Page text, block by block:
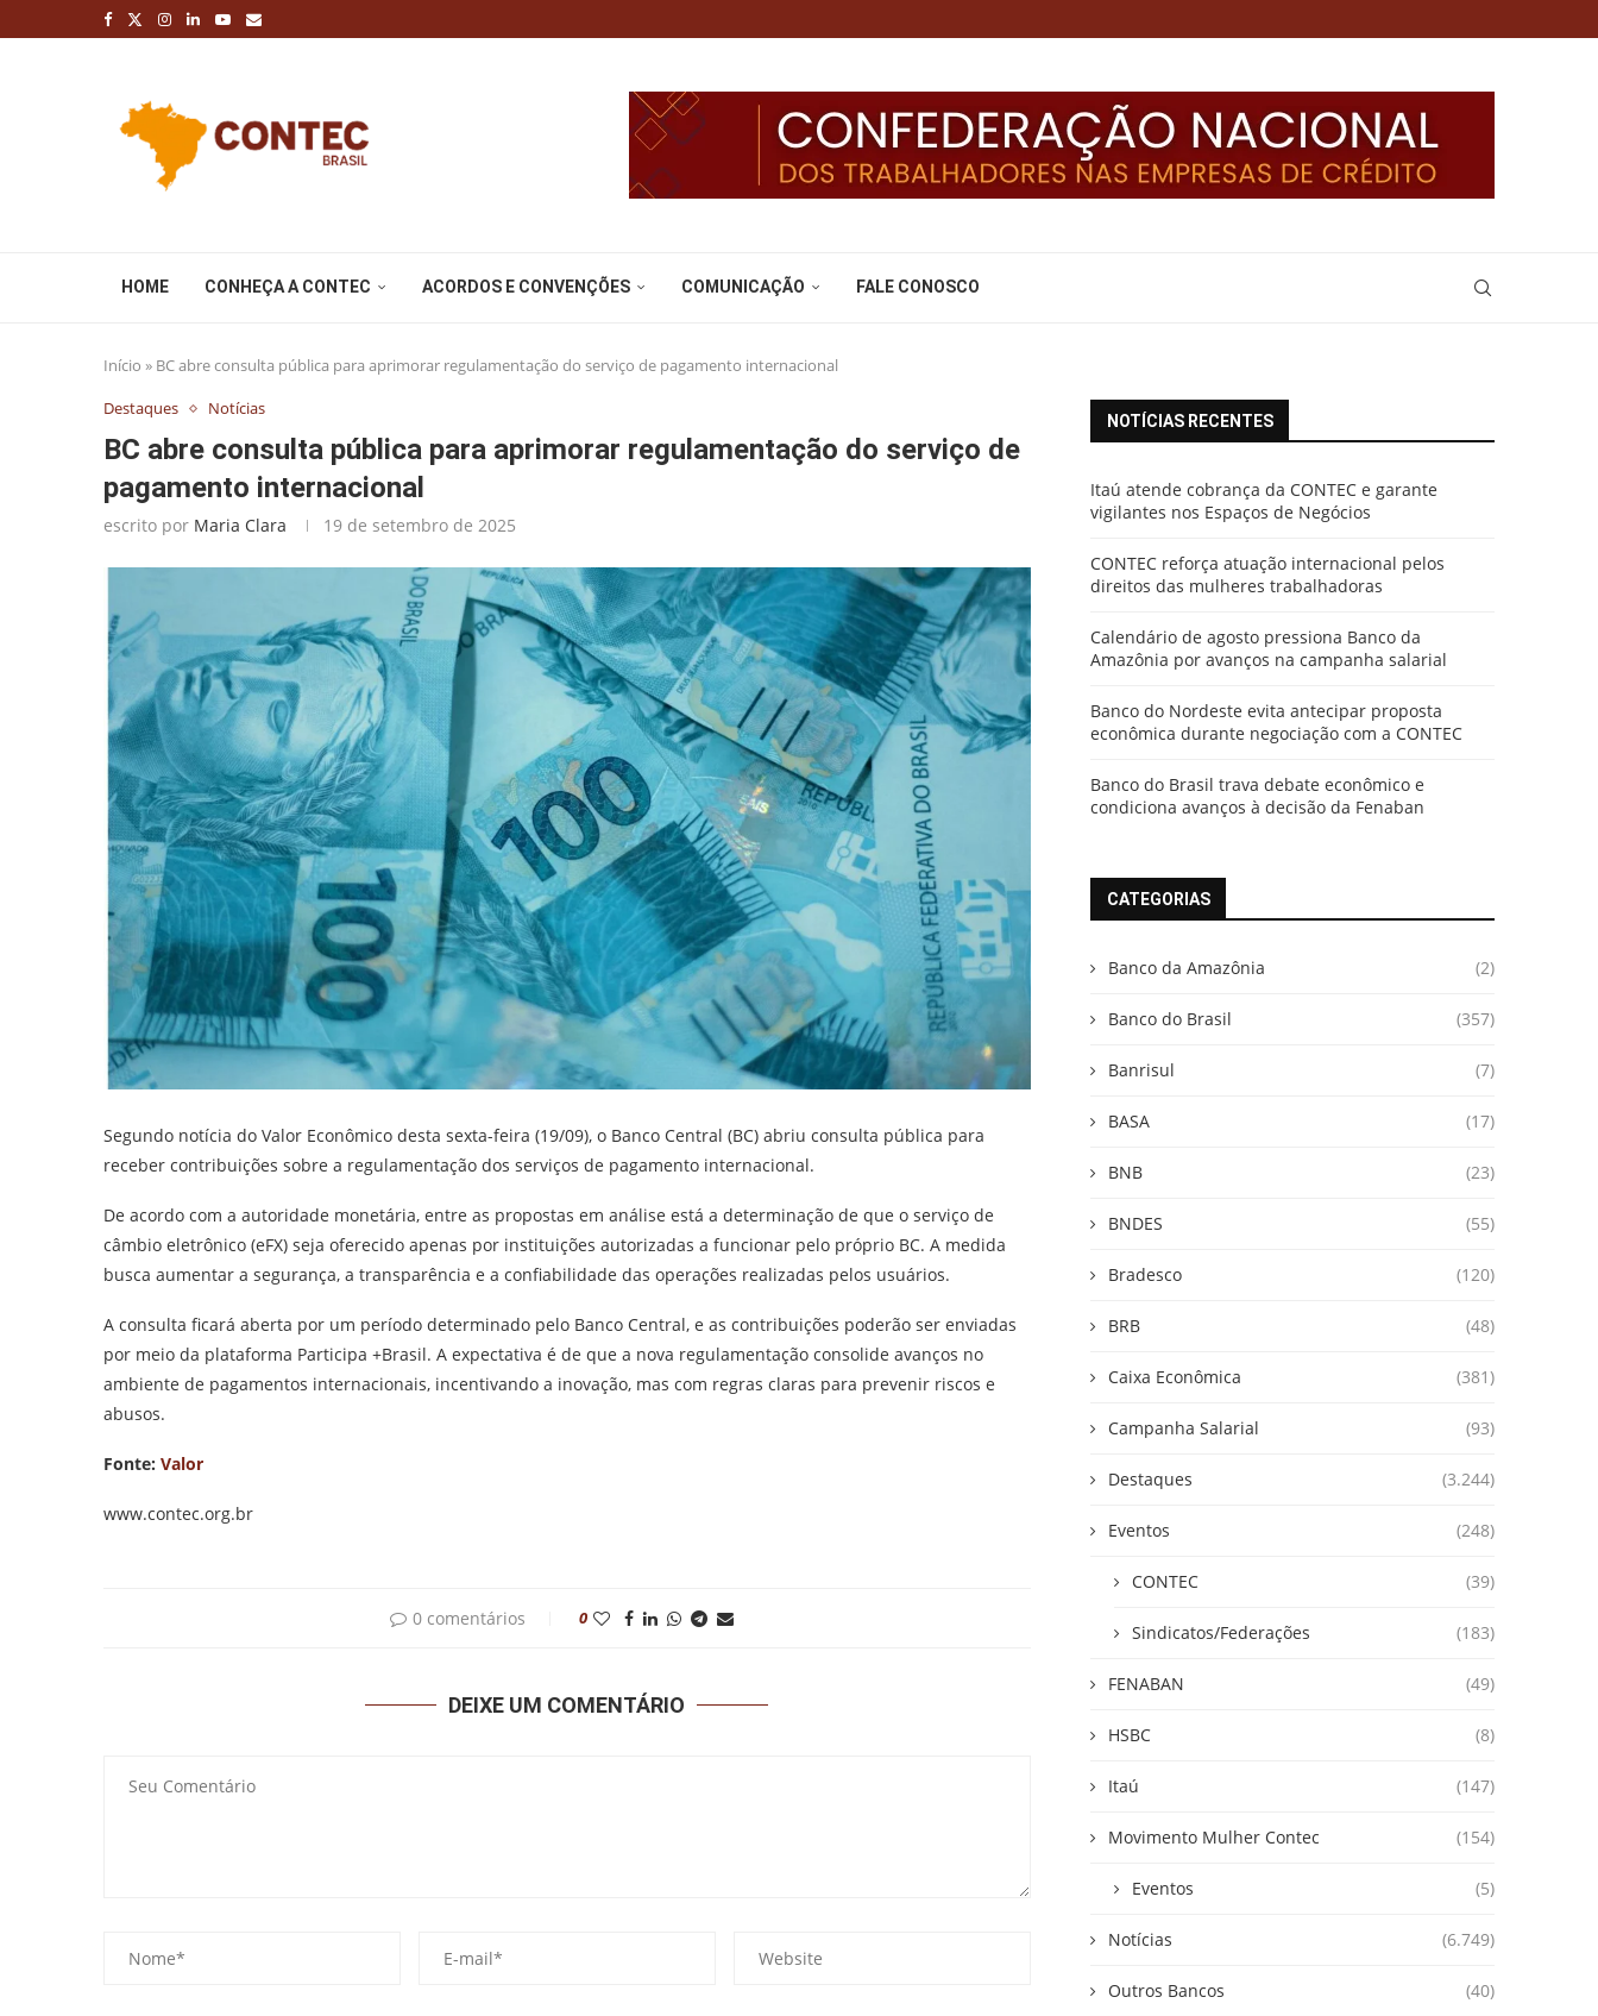
HOME CONHEÇA A CONTEC ACORDOS E CONVENÇÕES COMUNICAÇÃO FALE CONOSCO
Início » BC abre consulta pública para aprimorar regulamentação do serviço de pagamento internacional
Destaques
Notícias
BC abre consulta pública para aprimorar regulamentação do serviço de
pagamento internacional
escrito por Maria Clara 19 de setembro de 2025
Segundo notícia do Valor Econômico desta sexta-feira (19/09), o Banco Central (BC) abriu consulta pública para
receber contribuições sobre a regulamentação dos serviços de pagamento internacional.
De acordo com a autoridade monetária, entre as propostas em análise está a determinação de que o serviço de
câmbio eletrônico (eFX) seja oferecido apenas por instituições autorizadas a funcionar pelo próprio BC. A medida
busca aumentar a segurança, a transparência e a confiabilidade das operações realizadas pelos usuários.
A consulta ficará aberta por um período determinado pelo Banco Central, e as contribuições poderão ser enviadas
por meio da plataforma Participa +Brasil. A expectativa é de que a nova regulamentação consolide avanços no
ambiente de pagamentos internacionais, incentivando a inovação, mas com regras claras para prevenir riscos e
abusos.
Fonte: Valor
www.contec.org.br
0 comentários 0
DEIXE UM COMENTÁRIO
NOTÍCIAS RECENTES
Itaú atende cobrança da CONTEC e garante
vigilantes nos Espaços de Negócios
CONTEC reforça atuação internacional pelos
direitos das mulheres trabalhadoras
Calendário de agosto pressiona Banco da
Amazônia por avanços na campanha salarial
Banco do Nordeste evita antecipar proposta
econômica durante negociação com a CONTEC
Banco do Brasil trava debate econômico e
condiciona avanços à decisão da Fenaban
CATEGORIAS
Banco da Amazônia (2)
Banco do Brasil (357)
Banrisul (7)
BASA (17)
BNB (23)
BNDES (55)
Bradesco (120)
BRB (48)
Caixa Econômica (381)
Campanha Salarial (93)
Destaques (3.244)
Eventos (248)
CONTEC (39)
Sindicatos/Federações (183)
FENABAN (49)
HSBC (8)
Itaú (147)
Movimento Mulher Contec (154)
Eventos (5)
Notícias (6.749)
Outros Bancos (40)